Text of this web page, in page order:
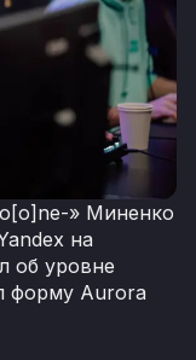
» Миненко
на
об уровне
форму Aurora